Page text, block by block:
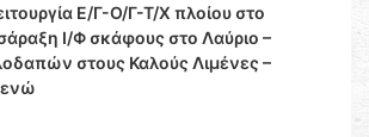
Ε/Γ-Ο/Γ-Τ/Χ πλοίου στο
Ι/Φ σκάφους στο Λαύριο –
στους Καλούς Λιμένες –